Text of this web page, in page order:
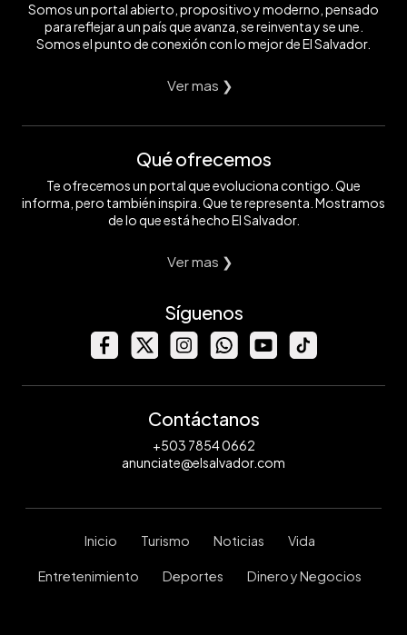
Somos un portal abierto, propositivo y moderno, pensado
para reflejar a un país que avanza, se reinventa y se une.
Somos el punto de conexión con lo mejor de El Salvador.
Ver mas ❯
Qué ofrecemos
Te ofrecemos un portal que evoluciona contigo. Que
informa, pero también inspira. Que te representa. Mostramos
de lo que está hecho El Salvador.
Ver mas ❯
Síguenos
Contáctanos
+503 7854 0662
anunciate@elsalvador.com
Inicio Turismo Noticias Vida
Entretenimiento Deportes Dinero y Negocios